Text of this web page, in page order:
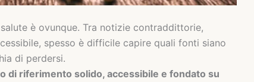
è ovunque. Tra notizie contraddittorie,
spesso è difficile capire quali fonti siano
di perdersi.
di riferimento solido, accessibile e fondato su